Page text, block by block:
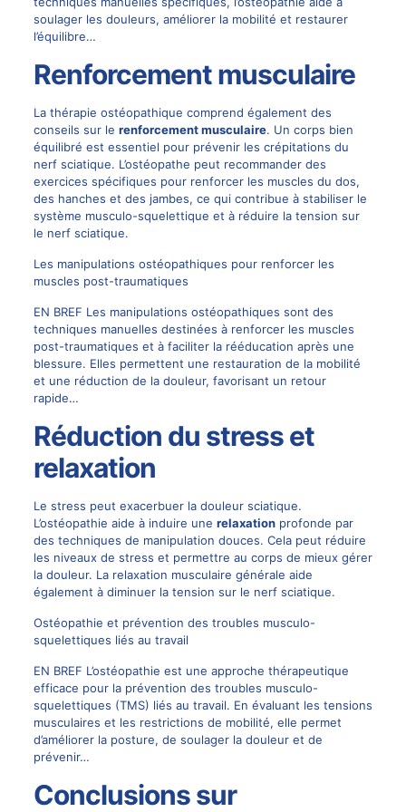
soulager les douleurs, améliorer la mobilité et restaurer
l’équilibre…
Renforcement musculaire
La thérapie ostéopathique comprend également des
conseils sur le renforcement musculaire. Un corps bien
équilibré est essentiel pour prévenir les crépitations du
nerf sciatique. L’ostéopathe peut recommander des
exercices spécifiques pour renforcer les muscles du dos,
des hanches et des jambes, ce qui contribue à stabiliser le
système musculo-squelettique et à réduire la tension sur
le nerf sciatique.
Les manipulations ostéopathiques pour renforcer les
muscles post-traumatiques
EN BREF Les manipulations ostéopathiques sont des
techniques manuelles destinées à renforcer les muscles
post-traumatiques et à faciliter la rééducation après une
blessure. Elles permettent une restauration de la mobilité
et une réduction de la douleur, favorisant un retour
rapide…
Réduction du stress et
relaxation
Le stress peut exacerbuer la douleur sciatique.
L’ostéopathie aide à induire une relaxationprofonde par
des techniques de manipulation douces. Cela peut réduire
les niveaux de stress et permettre au corps de mieux gérer
la douleur. La relaxation musculaire générale aide
également à diminuer la tension sur le nerf sciatique.
Ostéopathie et prévention des troubles musculo-
squelettiques liés au travail
EN BREF L’ostéopathie est une approche thérapeutique
efficace pour la prévention des troubles musculo-
squelettiques (TMS) liés au travail. En évaluant les tensions
musculaires et les restrictions de mobilité, elle permet
d’améliorer la posture, de soulager la douleur et de
prévenir…
Conclusions sur